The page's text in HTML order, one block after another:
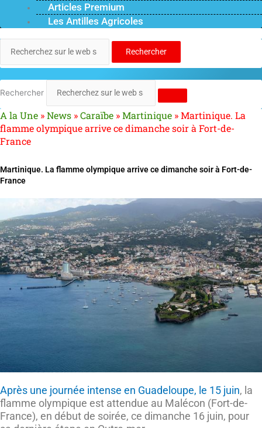
Articles Premium
Les Antilles Agricoles
Rechercher
Rechercher
A la Une »News »Caraïbe »Martinique »Martinique. La
flamme olympique arrive ce dimanche soir à Fort-de-
France
Martinique. La flamme olympique arrive ce dimanche soir à Fort-de-
France
Après une journée intense en Guadeloupe, le 15 juin, la
flamme olympique est attendue au Malécon (Fort-de-
France), en début de soirée, ce dimanche 16 juin, pour